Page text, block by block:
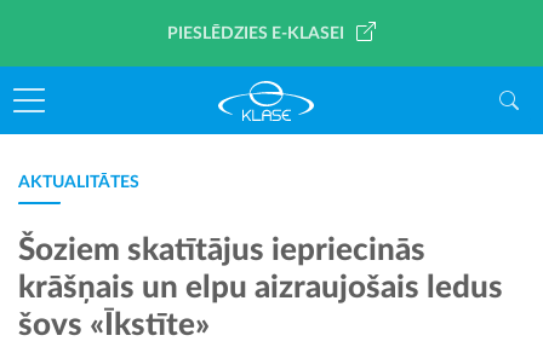
PIESLĒDZIES E-KLASEI
AKTUALITĀTES
Šoziem skatītājus iepriecinās
krāšņais un elpu aizraujošais ledus
šovs «Īkstīte»